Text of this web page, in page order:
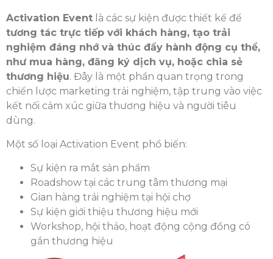
Activation Event là các sự kiện được thiết kế để
tương tác trực tiếp với khách hàng, tạo trải
nghiệm đáng nhớ và thúc đẩy hành động cụ thể,
như mua hàng, đăng ký dịch vụ, hoặc chia sẻ
thương hiệu. Đây là một phần quan trọng trong
chiến lược marketing trải nghiệm, tập trung vào việc
kết nối cảm xúc giữa thương hiệu và người tiêu
dùng.
Một số loại Activation Event phổ biến:
Sự kiện ra mắt sản phẩm
Roadshow tại các trung tâm thương mại
Gian hàng trải nghiệm tại hội chợ
Sự kiện giới thiệu thương hiệu mới
Workshop, hội thảo, hoạt động cộng đồng có
gắn thương hiệu